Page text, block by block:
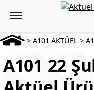
> A101 AKTÜEL >
A101 22